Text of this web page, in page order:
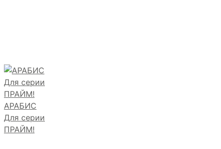
АРАБИС
Для серии
ПРАЙМ!